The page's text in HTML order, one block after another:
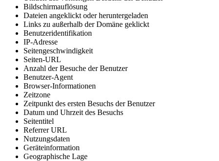
Bildschirmauflösung
Dateien angeklickt oder heruntergeladen
Links zu außerhalb der Domäne geklickt
Benutzeridentifikation
IP-Adresse
Seitengeschwindigkeit
Seiten-URL
Anzahl der Besuche der Benutzer
Benutzer-Agent
Browser-Informationen
Zeitzone
Zeitpunkt des ersten Besuchs der Benutzer
Datum und Uhrzeit des Besuchs
Seitentitel
Referrer URL
Nutzungsdaten
Geräteinformation
Geographische Lage